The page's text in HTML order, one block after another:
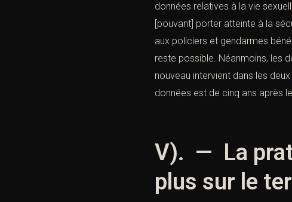
données relatives à la vie
[pouvant] porter atteinte à la
aux policiers et gendarmes
reste possible. Néanmoins, les
nouveau intervient dans les
données est de cinq ans après
V). — La
plus sur le